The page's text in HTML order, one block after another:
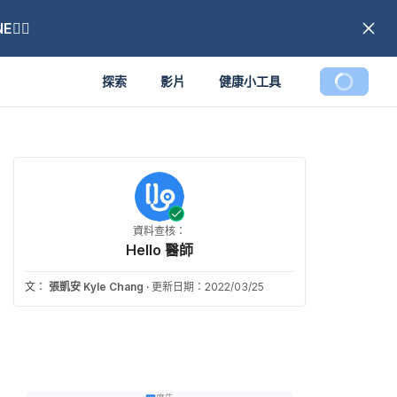
探索 影片 健康小工具
資料查核：
Hello 醫師
文： 張凱安 Kyle Chang · 更新日期：2022/03/25